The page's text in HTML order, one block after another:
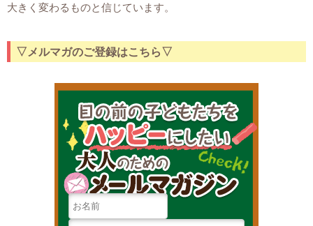
大きく変わるものと信じています。
▽メルマガのご登録はこちら▽